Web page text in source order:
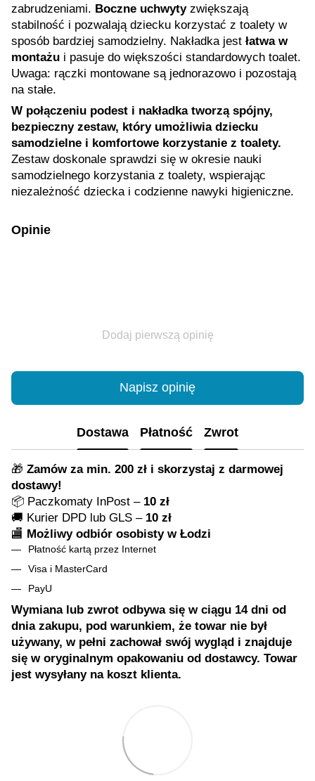
zabrudzeniami. Boczne uchwytyzwiększają
stabilność i pozwalają dziecku korzystać z toalety w
sposób bardziej samodzielny. Nakładka jest łatwa w
montażu i pasuje do większości standardowych toalet.
Uwaga: rączki montowane są jednorazowo i pozostają
na stałe.
W połączeniu podest i nakładka tworzą spójny,
bezpieczny zestaw, który umożliwia dziecku
samodzielne i komfortowe korzystanie z toalety.
Zestaw doskonale sprawdzi się w okresie nauki
samodzielnego korzystania z toalety, wspierając
niezależność dziecka i codzienne nawyki higieniczne.
Opinie
Dodaj pierwszą opinię
Napisz opinię
Dostawa Płatność Zwrot
🎁 Zamów za min. 200 zł i skorzystaj z darmowej
dostawy!
📦 Paczkomaty InPost – 10 zł
🚚 Kurier DPD lub GLS – 10 zł
🏬 Możliwy odbiór osobisty w Łodzi
Płatność kartą przez Internet
Visa i MasterCard
PayU
Wymiana lub zwrot odbywa się w ciągu 14 dni od
dnia zakupu, pod warunkiem, że towar nie był
używany, w pełni zachował swój wygląd i znajduje
się w oryginalnym opakowaniu od dostawcy. Towar
jest wysyłany na koszt klienta.